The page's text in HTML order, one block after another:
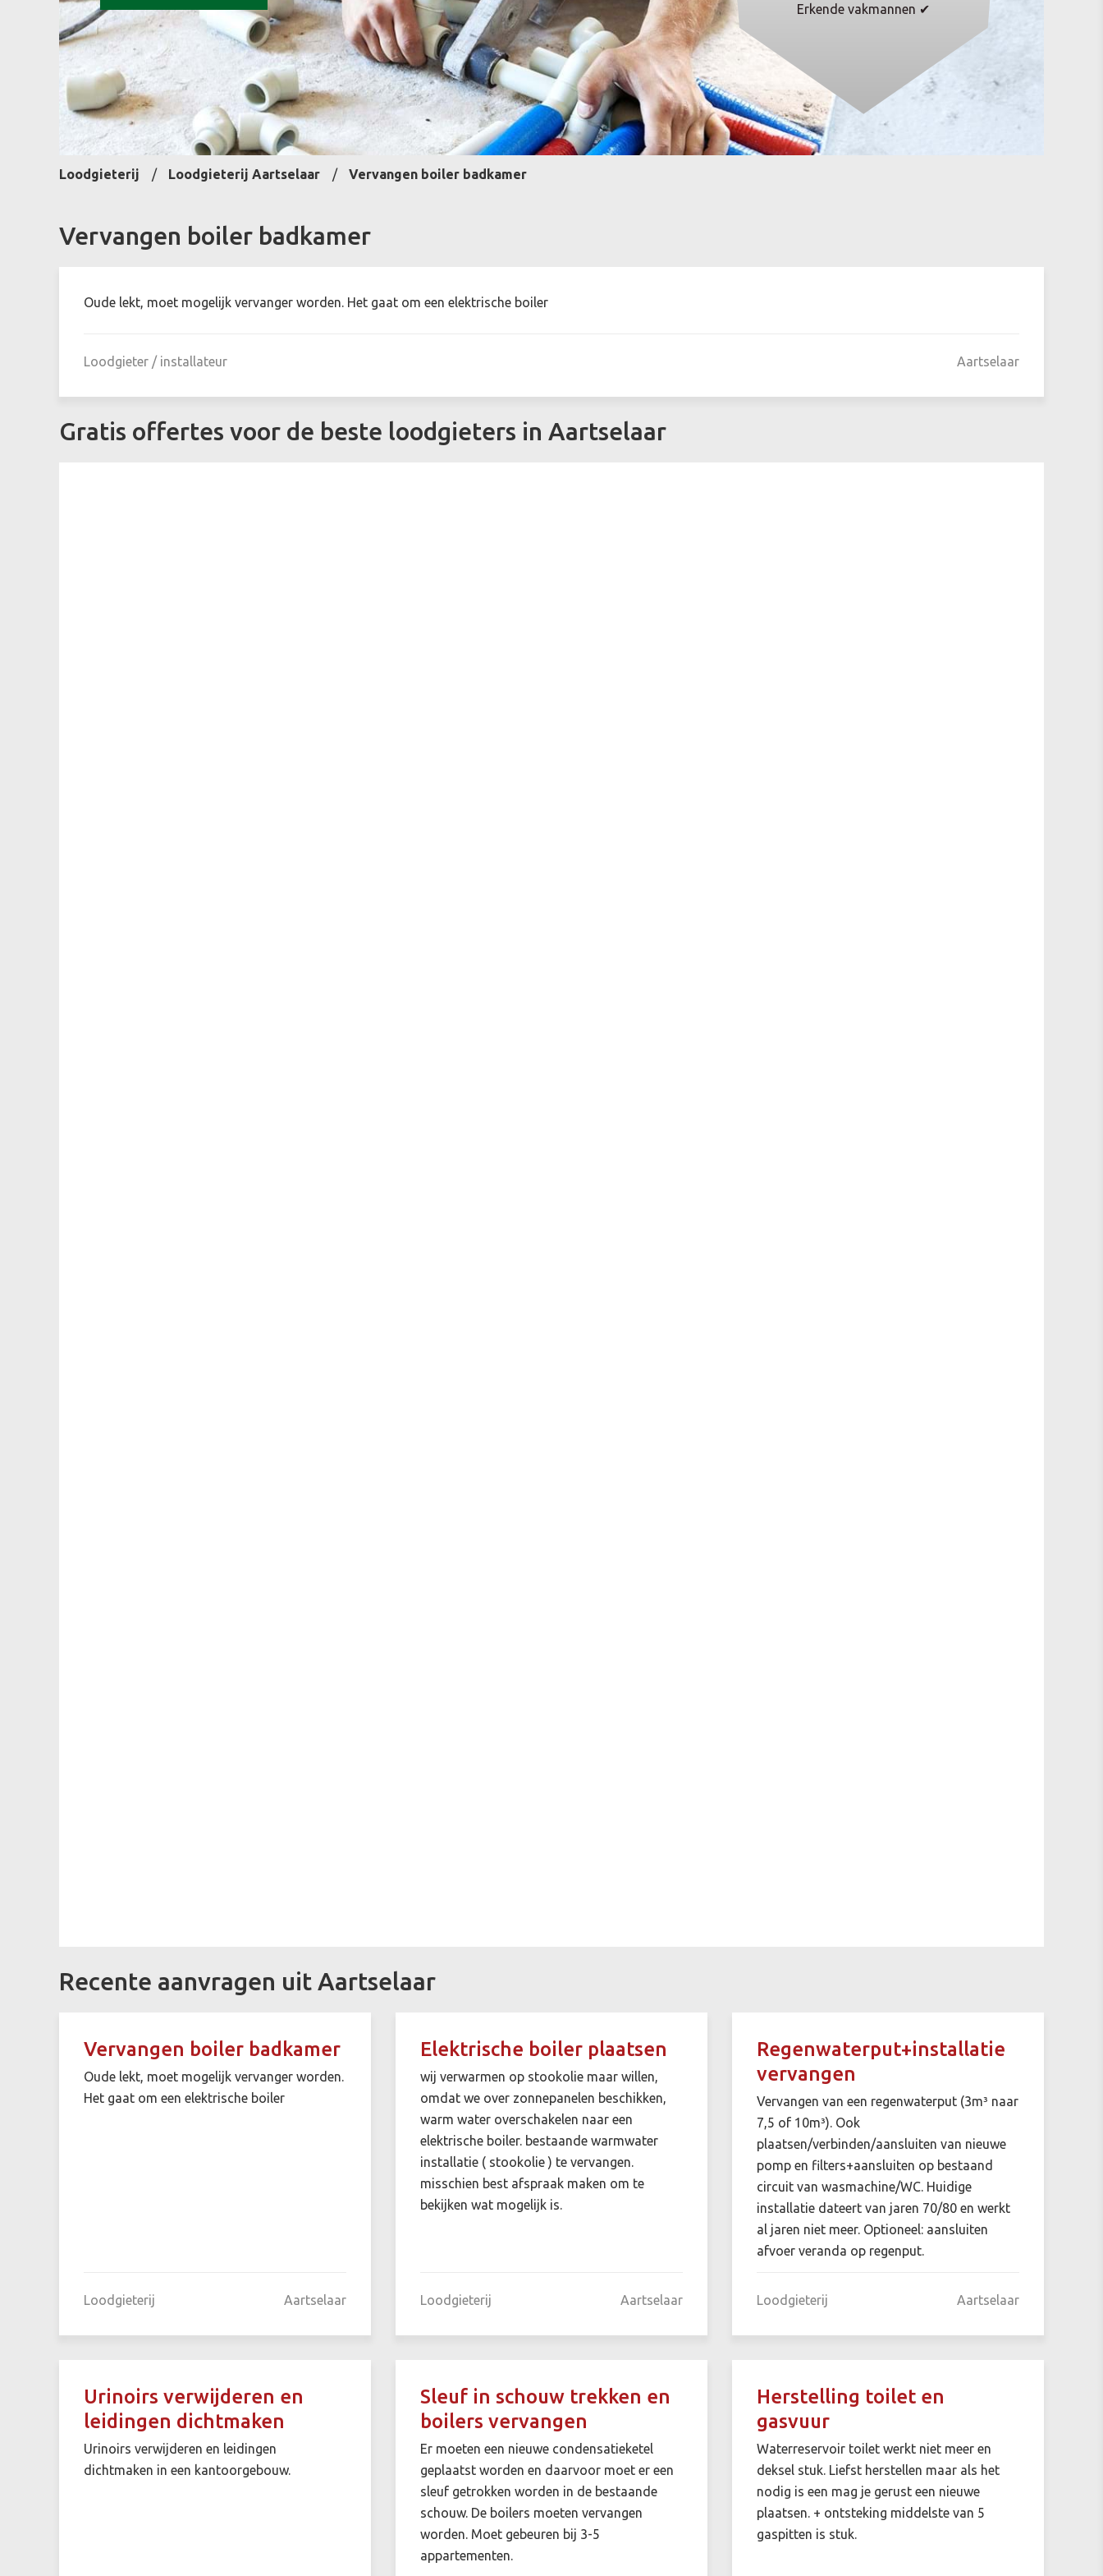
Erkende vakmannen ✔
Loodgieterij Loodgieterij Aartselaar Vervangen boiler badkamer
Vervangen boiler badkamer
Oude lekt, moet mogelijk vervanger worden. Het gaat om een elektrische boiler
Loodgieter / installateur Aartselaar
Gratis offertes voor de beste loodgieters in Aartselaar
Recente aanvragen uit Aartselaar
Vervangen boiler badkamer
Oude lekt, moet mogelijk vervanger worden.
Het gaat om een elektrische boiler
Loodgieterij Aartselaar
Elektrische boiler plaatsen
wij verwarmen op stookolie maar willen,
omdat we over zonnepanelen beschikken,
warm water overschakelen naar een
elektrische boiler. bestaande warmwater
installatie ( stookolie ) te vervangen.
misschien best afspraak maken om te
bekijken wat mogelijk is.
Loodgieterij Aartselaar
Regenwaterput+installatie
vervangen
Vervangen van een regenwaterput (3m³ naar
7,5 of 10m³). Ook
plaatsen/verbinden/aansluiten van nieuwe
pomp en filters+aansluiten op bestaand
circuit van wasmachine/WC. Huidige
installatie dateert van jaren 70/80 en werkt
al jaren niet meer. Optioneel: aansluiten
afvoer veranda op regenput.
Loodgieterij Aartselaar
Urinoirs verwijderen en
leidingen dichtmaken
Urinoirs verwijderen en leidingen
dichtmaken in een kantoorgebouw.
Sleuf in schouw trekken en
boilers vervangen
Er moeten een nieuwe condensatieketel
geplaatst worden en daarvoor moet er een
sleuf getrokken worden in de bestaande
schouw. De boilers moeten vervangen
worden. Moet gebeuren bij 3-5
appartementen.
Herstelling toilet en
gasvuur
Waterreservoir toilet werkt niet meer en
deksel stuk. Liefst herstellen maar als het
nodig is een mag je gerust een nieuwe
plaatsen. + ontsteking middelste van 5
gaspitten is stuk.